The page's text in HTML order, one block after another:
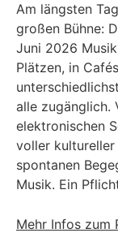
Am längsten
großen Bühne:
Juni 2026
Plätzen, in
alle zugänglich.
elektronischen
voller
spontanen
Musik. Ein
Mehr Infos zum